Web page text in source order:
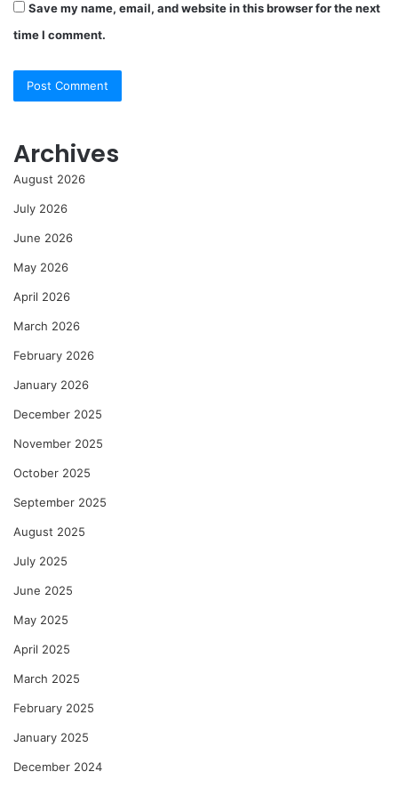
Save my name, email, and website in this browser for the next
time I comment.
Archives
August 2026
July 2026
June 2026
May 2026
April 2026
March 2026
February 2026
January 2026
December 2025
November 2025
October 2025
September 2025
August 2025
July 2025
June 2025
May 2025
April 2025
March 2025
February 2025
January 2025
December 2024